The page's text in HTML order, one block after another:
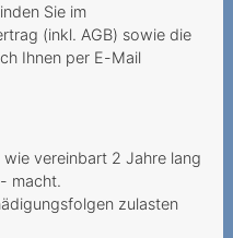
Sie im
(inkl. AGB) sowie die
Ihnen per E-Mail
vereinbart 2 Jahre lang
macht.
zulasten
Suisse ≠ Roaming
nur befristet